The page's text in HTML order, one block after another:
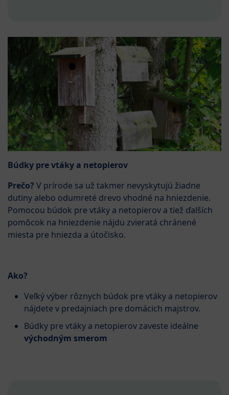
Búdky pre vtáky a netopierov
Prečo? V prírode sa už takmer nevyskytujú žiadne
dutiny alebo odumreté drevo vhodné na hniezdenie.
Pomocou búdok pre vtáky a netopierov a tiež ďalších
pomôcok na hniezdenie nájdu zvieratá chránené
miesta pre hniezda a útočisko.
Ako?
Veľký výber rôznych búdok pre vtáky a netopierov
nájdete v predajniach pre domácich majstrov.
Búdky pre vtáky a netopierov zaveste ideálne
východným smerom